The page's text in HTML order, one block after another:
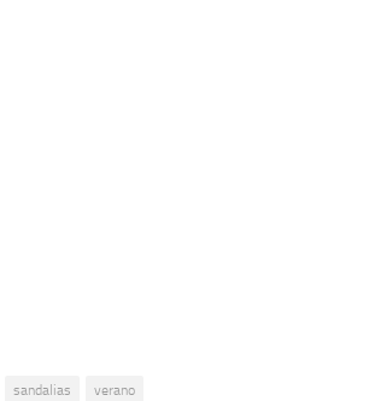
sandalias verano